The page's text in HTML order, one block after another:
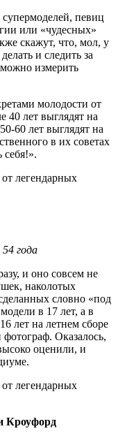
певиц
или «чудесных»
скажут, что, мол, у
и следить за
измерить
молодости от
40 лет выглядят на
60 лет выглядят на
в их советах
себя!».
года
и оно совсем не
наколотых
словно «под
в 17 лет, а в
лет на летнем сборе
фотограф. Оказалось,
оценили, и
Кроуфорд